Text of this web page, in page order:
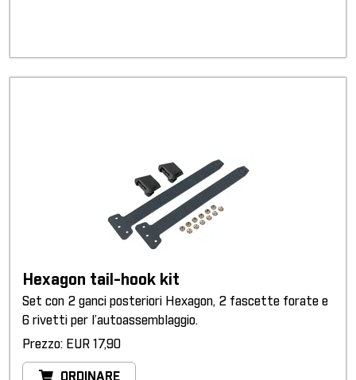
Hexagon tail-hook kit
Set con 2 ganci posteriori Hexagon, 2 fascette forate e
6 rivetti per l’autoassemblaggio.
Prezzo: EUR 17,90
ORDINARE